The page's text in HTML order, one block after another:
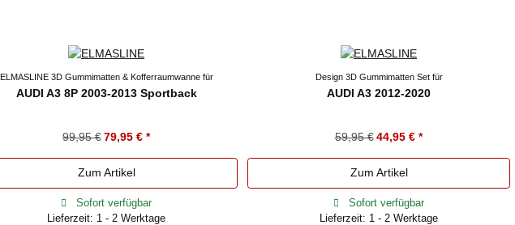
ELMASLINE 3D Gummimatten & Kofferraumwanne für
AUDI A3 8P 2003-2013 Sportback
99,95 € 79,95 €*
Zum Artikel
Sofort verfügbar
Lieferzeit: 1 - 2 Werktage
Design 3D Gummimatten Set für
AUDI A3 2012-2020
59,95 € 44,95 €*
Zum Artikel
Sofort verfügbar
Lieferzeit: 1 - 2 Werktage